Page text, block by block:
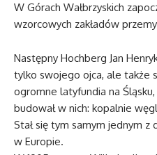
W Górach Wałbrzyskich
wzorcowych zakładów
Następny Hochberg Jan
tylko swojego ojca, ale także
ogromne latyfundia na
budował w nich: kopalnie
Stał się tym samym jednym z
w Europie.